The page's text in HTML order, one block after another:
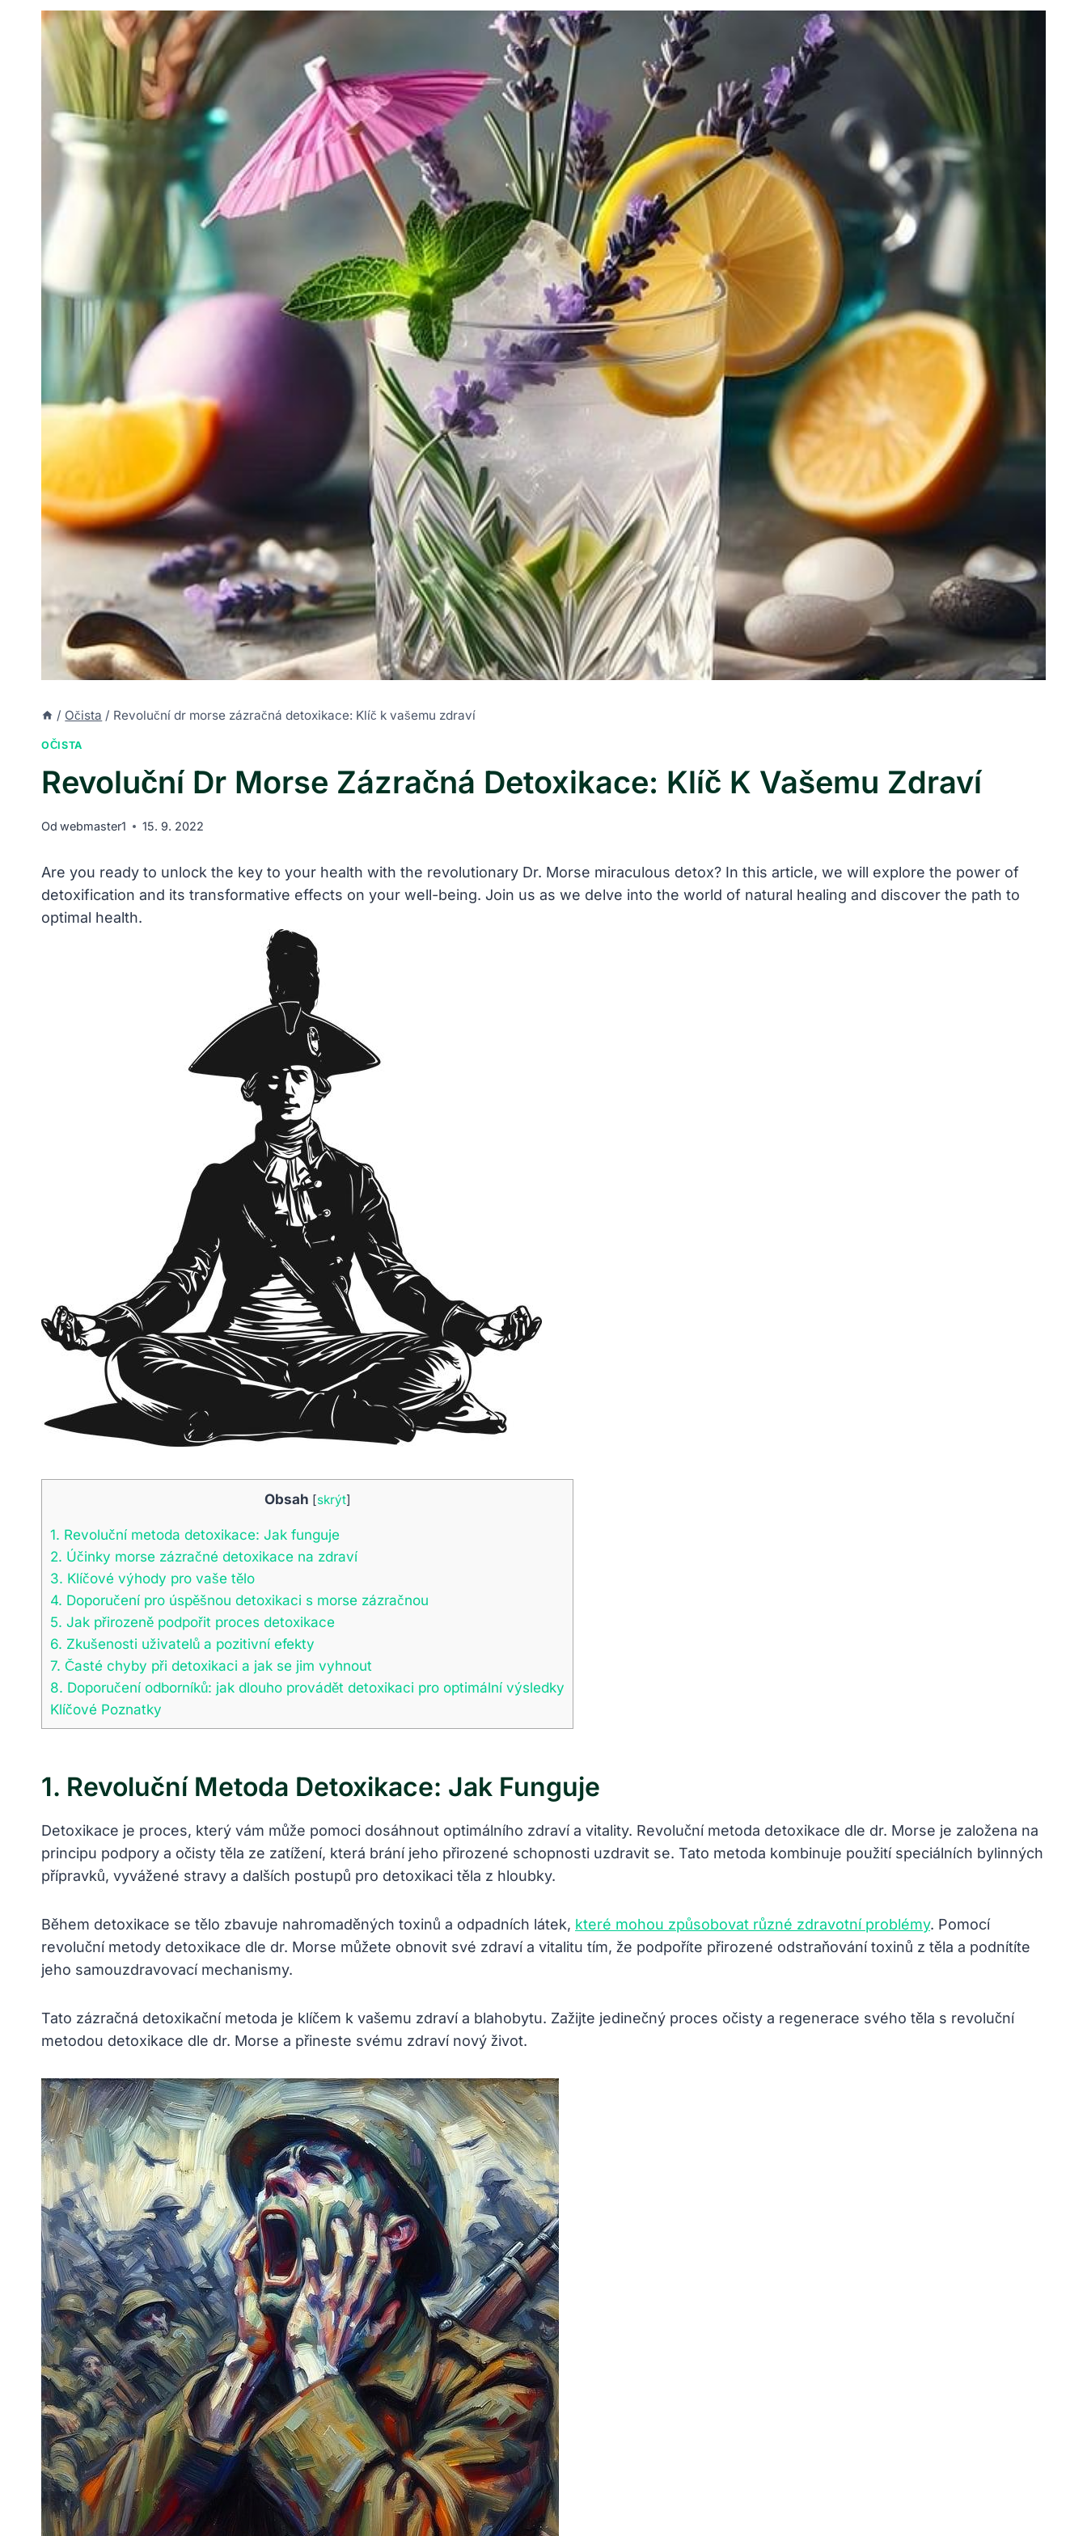
/ Očista / Revoluční dr morse zázračná detoxikace: Klíč k vašemu zdraví
OČISTA
Revoluční Dr Morse Zázračná Detoxikace: Klíč K Vašemu Zdraví
Od webmaster1 15. 9. 2022
Are you ready to unlock the key to your health with the revolutionary Dr. Morse miraculous detox? In this article, we will explore the power of
detoxification and its transformative effects on your well-being. Join us as we delve into the world of natural healing and discover the path to
optimal health.
Obsah [skrýt]
1. Revoluční metoda detoxikace: Jak funguje
2. Účinky morse zázračné detoxikace na zdraví
3. Klíčové výhody pro vaše tělo
4. Doporučení pro úspěšnou detoxikaci s morse zázračnou
5. Jak přirozeně podpořit proces detoxikace
6. Zkušenosti uživatelů a pozitivní efekty
7. Časté chyby při detoxikaci a jak se jim vyhnout
8. Doporučení odborníků: jak dlouho provádět detoxikaci pro optimální výsledky
Klíčové Poznatky
1. Revoluční Metoda Detoxikace: Jak Funguje
Detoxikace je proces, který vám může pomoci dosáhnout optimálního zdraví a vitality. Revoluční metoda detoxikace dle dr. Morse je založena na
principu podpory a očisty těla ze zatížení, která brání jeho přirozené schopnosti uzdravit se. Tato metoda kombinuje použití speciálních bylinných
přípravků, vyvážené stravy a dalších postupů pro detoxikaci těla z hloubky.
Během detoxikace se tělo zbavuje nahromaděných toxinů a odpadních látek, které mohou způsobovat různé zdravotní problémy. Pomocí
revoluční metody detoxikace dle dr. Morse můžete obnovit své zdraví a vitalitu tím, že podpoříte přirozené odstraňování toxinů z těla a podnítíte
jeho samouzdravovací mechanismy.
Tato zázračná detoxikační metoda je klíčem k vašemu zdraví a blahobytu. Zažijte jedinečný proces očisty a regenerace svého těla s revoluční
metodou detoxikace dle dr. Morse a přineste svému zdraví nový život.